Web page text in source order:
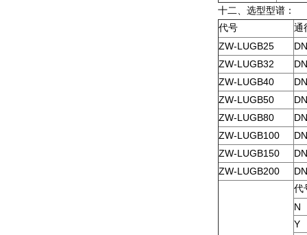
十二、选型型谱：
代号
通
ZW-LUGB25
ZW-LUGB32
ZW-LUGB40
ZW-LUGB50
ZW-LUGB80
ZW-LUGB100
ZW-LUGB150
ZW-LUGB200
代
N
Y